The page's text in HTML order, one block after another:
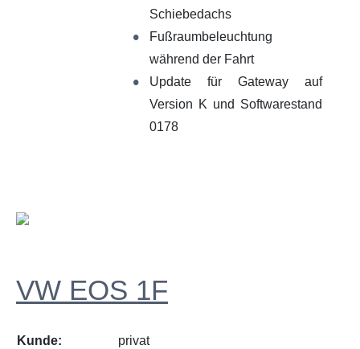
Schiebedachs
Fußraumbeleuchtung
während der Fahrt
Update für Gateway auf
Version K und Softwarestand
0178
VW EOS 1F
Kunde:
privat